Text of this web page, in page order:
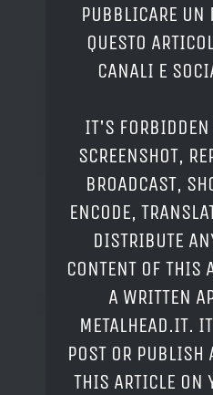
PUBBLICARE UN
QUESTO
CANALI E
IT'S FORBIDDEN
SCREENSHOT,
BROADCAST,
ENCODE,
DISTRIBUTE
CONTENT OF THIS
A WRITTEN
METALHEAD.IT.
POST OR PUBLISH
THIS ARTICLE ON